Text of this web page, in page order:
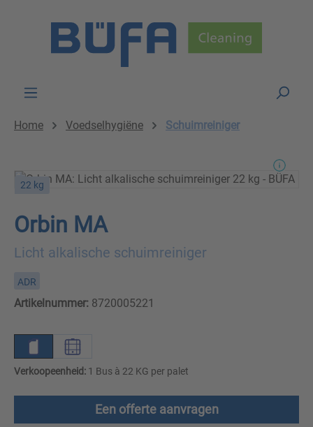
Home Voedselhygiëne Schuimreiniger
22 kg
Orbin MA
Licht alkalische schuimreiniger
ADR
Artikelnummer: 8720005221
Verkoopeenheid: 1 Bus à 22 KG per palet
Een offerte aanvragen